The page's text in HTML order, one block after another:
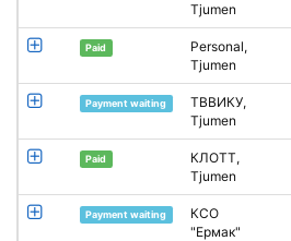
Tjumen
Paid
Personal,
Tjumen
Payment waiting
ТВВИКУ,
Tjumen
Paid
КЛОТТ,
Tjumen
Payment waiting
КСО
"Ермак"